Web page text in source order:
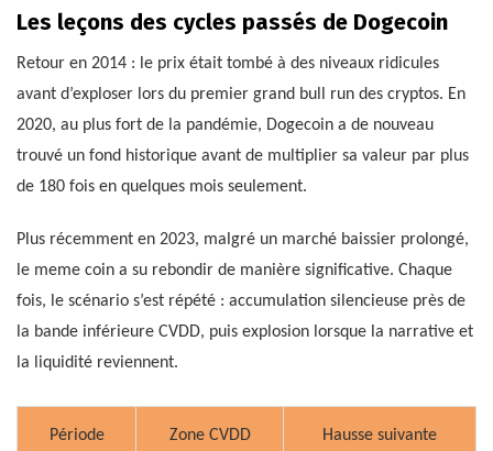
Les leçons des cycles passés de Dogecoin
Retour en 2014 : le prix était tombé à des niveaux ridicules
avant d’exploser lors du premier grand bull run des cryptos. En
2020, au plus fort de la pandémie, Dogecoin a de nouveau
trouvé un fond historique avant de multiplier sa valeur par plus
de 180 fois en quelques mois seulement.
Plus récemment en 2023, malgré un marché baissier prolongé,
le meme coin a su rebondir de manière significative. Chaque
fois, le scénario s’est répété : accumulation silencieuse près de
la bande inférieure CVDD, puis explosion lorsque la narrative et
la liquidité reviennent.
Période Zone CVDD Hausse suivante